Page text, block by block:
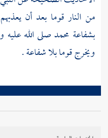
من النار قوما بعد أن
بشفاعة محمدصلى الله
ويخرج قوما بلا شفاعة .